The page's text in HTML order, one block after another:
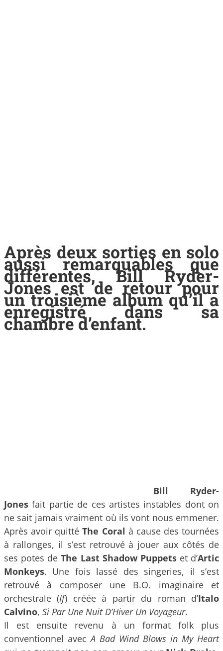
Après deux sorties en solo
aussi remarquables que
différentes, Bill Ryder-
Jones est de retour pour
un troisième album qu’il a
enregistré dans sa
chambre d’enfant.
Bill Ryder-
Jones fait partie de ces artistes instables dont on
ne sait jamais vraiment où ils vont nous emmener.
Après avoir quittéThe Coral à cause des tournées
à rallonges, il s’est retrouvé à jouer aux côtés de
ses potes deThe Last Shadow Puppetset d’Artic
Monkeys. Une fois lassé des singeries, il s’est
retrouvé à composer une B.O. imaginaire et
orchestrale (If) créée à partir du roman d’Italo
Calvino, Si Par Une Nuit D’Hiver Un Voyageur.
Il est ensuite revenu à un format folk plus
conventionnel avecA Bad Wind Blows in My Heart